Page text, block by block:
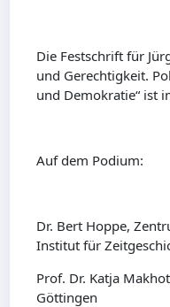
Die Festschrift für
und Gerechtigkeit.
und Demokratie“ ist
Auf dem Podium:
Dr. Bert Hoppe,
Institut für
Prof. Dr. Katja
Göttingen